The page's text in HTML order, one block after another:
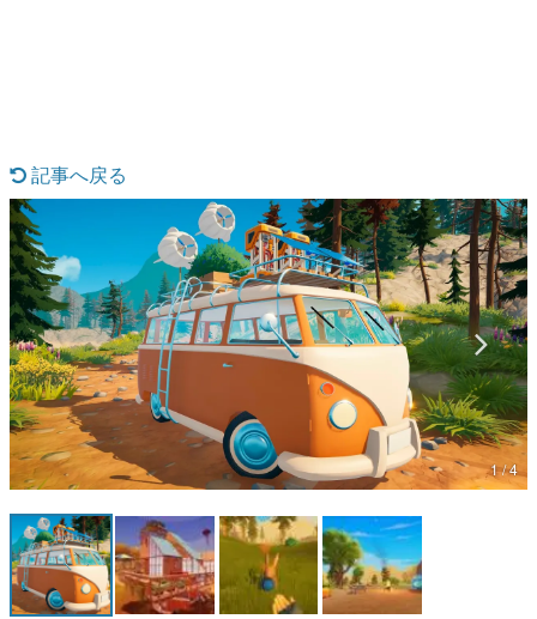
なんでゲームは面白い？
ゲーム開発者・hamatsu氏がゲームの魅力を画面や操作の
具体的な形から解き明かしていく、硬派で骨太な評論連載
です。
ゲームが変えた日本語
「経験値」「裏技」「ラスボス」… ゲームにまつわる言葉
の起源や用法の変遷を、コンピューター文化史研究家・タ
イニーP氏が徹底調査。
カテゴリ
特集記事
マンガ
女性向け
アプリレビュー
記事へ戻る
1 / 4